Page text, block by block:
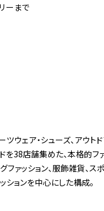
ーまで
ツウェア・シューズ、アウト
を38店舗集めた、本格的フ
ファッション、服飾雑貨、ス
ションを中心にした構成。